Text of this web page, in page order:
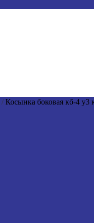
/Косынка боковая кб-4 у3